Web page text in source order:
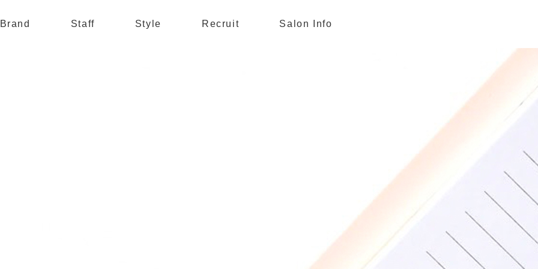
Brand Staff Style Recruit Salon Info